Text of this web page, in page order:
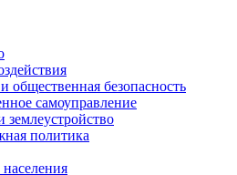
общественная безопасность
самоуправление
политика